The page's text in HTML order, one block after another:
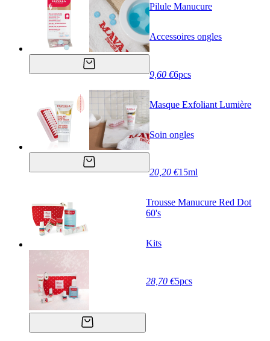
Pilule Manucure
Accessoires ongles
9,60 €6pcs
Masque Exfoliant Lumière
Soin ongles
20,20 €15ml
Trousse Manucure Red Dot
60's
Kits
28,70 €5pcs